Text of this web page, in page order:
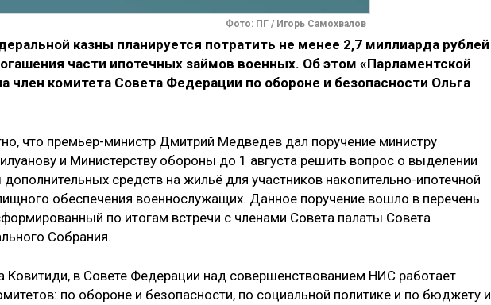
Фото: ПГ / Игорь Самохвалов
казны планируется потратить не менее 2,7 миллиарда рублей
части ипотечных займов военных. Об этом «Парламентской
член комитета Совета Федерации по обороне и безопасности Ольга
что премьер-министр Дмитрий Медведев дал поручение министру
и Министерству обороны до 1 августа решить вопрос о выделении
средств на жильё для участников накопительно-ипотечной
обеспечения военнослужащих. Данное поручение вошло в перечень
по итогам встречи с членами Совета палаты Совета
Собрания.
Ковитиди, в Совете Федерации над совершенствованием НИС работает
по обороне и безопасности, по социальной политике и по бюджету и